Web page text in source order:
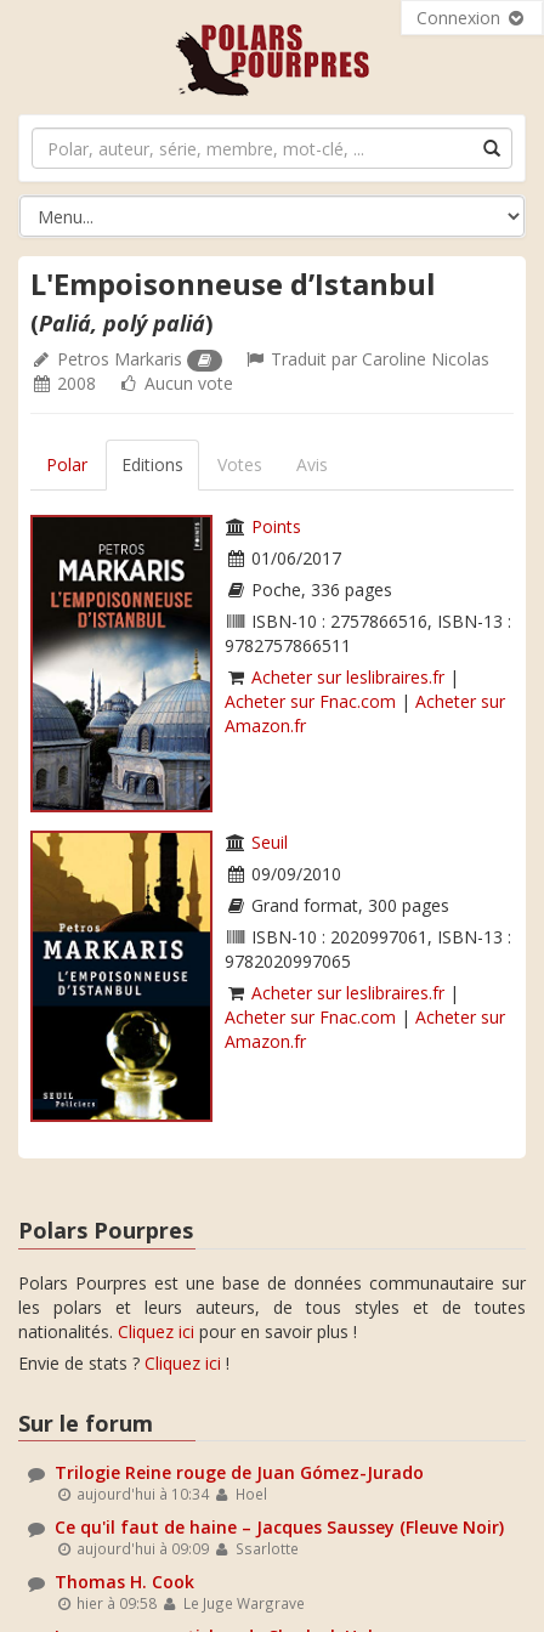
Connexion
L'Empoisonneuse d’Istanbul
(Paliá, polý paliá)
Petros Markaris Traduit par Caroline Nicolas
2008
Aucun vote
Polar Editions Votes Avis
Points
01/06/2017
Poche, 336 pages
ISBN-10 : 2757866516, ISBN-13 :
9782757866511
Acheter sur leslibraires.fr|
Acheter sur Fnac.com | Acheter sur
Amazon.fr
Seuil
09/09/2010
Grand format, 300 pages
ISBN-10 : 2020997061, ISBN-13 :
9782020997065
Acheter sur leslibraires.fr|
Acheter sur Fnac.com | Acheter sur
Amazon.fr
Polars Pourpres
Polars Pourpres est une base de données communautaire sur
les polars et leurs auteurs, de tous styles et de toutes
nationalités. Cliquez ici pour en savoir plus !
Envie de stats ? Cliquez ici !
Sur le forum
Trilogie Reine rouge de Juan Gómez-Jurado
aujourd'hui à 10:34 Hoel
Ce qu'il faut de haine – Jacques Saussey (Fleuve Noir)
aujourd'hui à 09:09 Ssarlotte
Thomas H. Cook
hier à 09:58 Le Juge Wargrave